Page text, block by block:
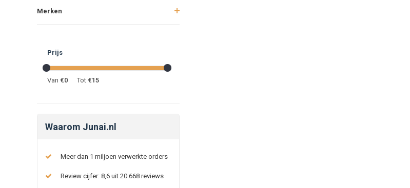
Merken
Prijs
Van €0 Tot €15
Waarom Junai.nl
Meer dan 1 miljoen verwerkte orders
Review cijfer: 8,6 uit 20.668 reviews